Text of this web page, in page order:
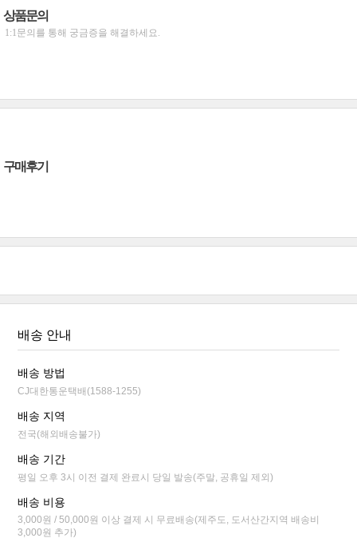
상품문의
1:1문의를 통해 궁금증을 해결하세요.
구매후기
배송 안내
배송 방법
CJ대한통운택배(1588-1255)
배송 지역
전국(해외배송불가)
배송 기간
평일 오후 3시 이전 결제 완료시 당일 발송(주말, 공휴일 제외)
배송 비용
3,000원 / 50,000원 이상 결제 시 무료배송(제주도, 도서산간지역 배송비
3,000원 추가)